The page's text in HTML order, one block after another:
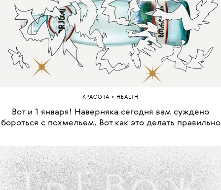
КРАСОТА • HEALTH
Вот и 1 января! Наверняка сегодня вам суждено
бороться с похмельем. Вот как это делать правильно